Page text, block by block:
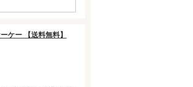
ケー 【送料無料】